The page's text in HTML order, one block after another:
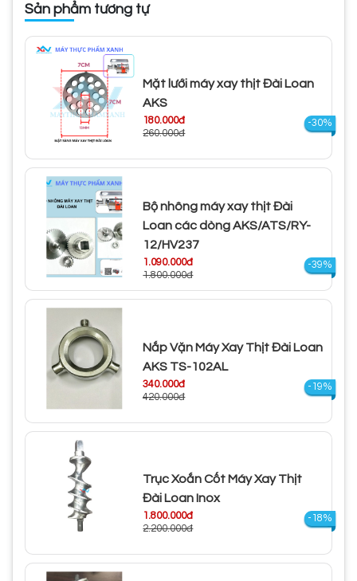
Sản phẩm tương tự
Mặt lưới máy xay thịt Đài Loan
AKS
180.000đ
260.000đ
-30%
Bộ nhông máy xay thịt Đài
Loan các dòng AKS/ATS/RY-
12/HV237
1.090.000đ
1.800.000đ
-39%
Nắp Vặn Máy Xay Thịt Đài Loan
AKS TS-102AL
340.000đ
420.000đ
-19%
Trục Xoắn Cốt Máy Xay Thịt
Đài Loan Inox
1.800.000đ
2.200.000đ
-18%